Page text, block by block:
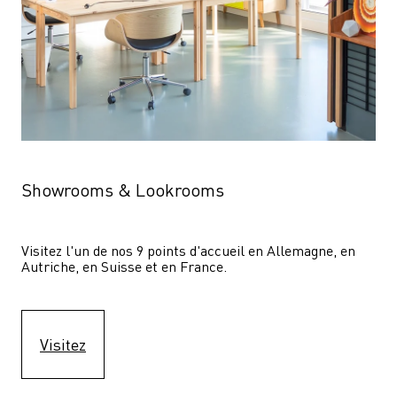
Showrooms & Lookrooms
Visitez l'un de nos 9 points d'accueil en Allemagne, en
Autriche, en Suisse et en France.
Visitez